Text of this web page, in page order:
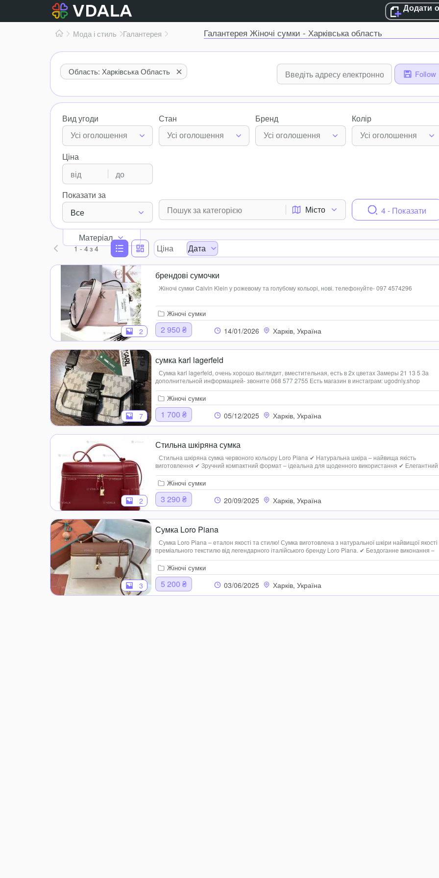
Додати
Мода і стиль Галантерея Галантерея Жіночі сумки - Харківська область
Область: Харківська Область Follow
Вид угоди
Усі оголошення
Стан
Усі оголошення
Бренд
Усі оголошення
Колір
Усі оголошення
Ціна
Показати за
Все
Місто 4 - Показати
Матеріал
1 - 4з 4 Ціна Дата
2
брендові сумочки
Жіночі сумки Calvin Klein у рожевому та голубому кольорі, нові. телефонуйте- 097 4574296
Жіночі сумки
2 950 ₴ 14/01/2026 Харків, Україна
7
сумка karl lagerfeld
Сумка karl lagerfeld, очень хорошо выглядит, вместительная, есть в 2х цветах Замеры 21 13 5 За
дополнительной информацией- звоните 068 577 2755 Есть магазин в инстаграм: ugodniy.shop
Жіночі сумки
1 700 ₴ 05/12/2025 Харків, Україна
2
Стильна шкіряна сумка
Стильна шкіряна сумка червоного кольору Loro Piana ✔ Натуральна шкіра – найвища якість
виготовлення ✔ Зручний компактний формат – ідеальна для щоденного використання ✔ Елегантний
яскравий дизайн – підкреслює ваш індивідуальний стиль 💰 Ціна: 3290 грн +380 (63) 708 53 91
Жіночі сумки
3 290 ₴ 20/09/2025 Харків, Україна
3
Сумка Loro Piana
Сумка Loro Piana – еталон якості та стилю! Сумка виготовлена з натуральної шкіри найвищої якості
преміального текстилю від легендарного італійського бренду Loro Piana. ✔ Бездоганне виконання –
ідеальні шви, міцна фурнітура, елегантний дизайн. ✔ Натуральні матеріали – м’якість, довговічність і
неп...Жіночі сумки
5 200 ₴ 03/06/2025 Харків, Україна